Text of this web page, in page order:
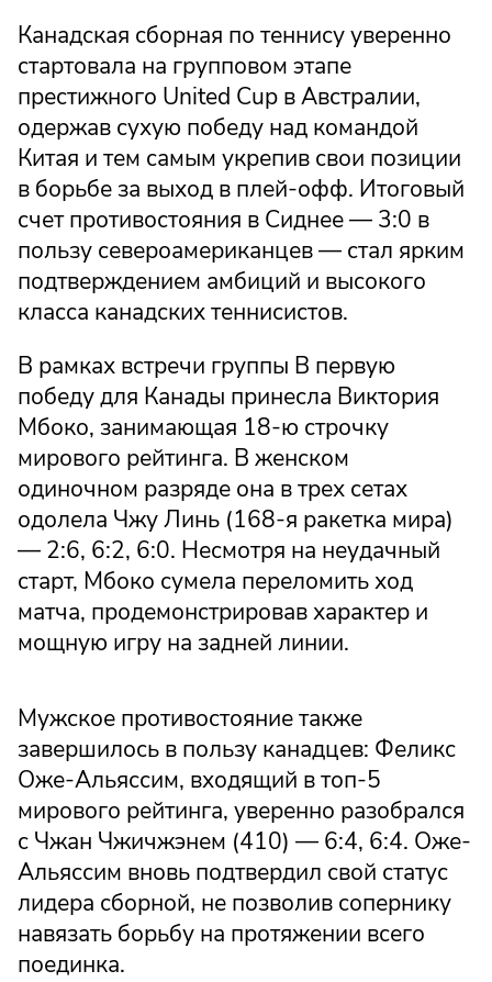
Канадская сборная по теннису уверенно
стартовала на групповом этапе
престижного United Cup в Австралии,
одержав сухую победу над командой
Китая и тем самым укрепив свои позиции
в борьбе за выход в плей-офф. Итоговый
счет противостояния в Сиднее — 3:0 в
пользу североамериканцев — стал ярким
подтверждением амбиций и высокого
класса канадских теннисистов.
В рамках встречи группы B первую
победу для Канады принесла Виктория
Мбоко, занимающая 18-ю строчку
мирового рейтинга. В женском
одиночном разряде она в трех сетах
одолела Чжу Линь (168-я ракетка мира)
— 2:6, 6:2, 6:0. Несмотря на неудачный
старт, Мбоко сумела переломить ход
матча, продемонстрировав характер и
мощную игру на задней линии.
Мужское противостояние также
завершилось в пользу канадцев: Феликс
Оже-Альяссим, входящий в топ-5
мирового рейтинга, уверенно разобрался
с Чжан Чжичжэнем (410) — 6:4, 6:4. Оже-
Альяссим вновь подтвердил свой статус
лидера сборной, не позволив сопернику
навязать борьбу на протяжении всего
поединка.